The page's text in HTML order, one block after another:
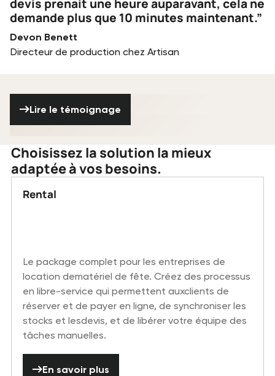
demande plus que 10 minutes maintenant.”
Devon Benett
Directeur de production chez Artisan
Lire le témoignage
Choisissez la solution la mieux
adaptée à vos besoins.
Rental
Le package complet pour les entreprises de
location dematériel de fête. Créez des processus
en libre-service qui permettent auxclients de
réserver et de payer en ligne, de synchroniser les
stocks et lesdevis, et de libérer votre équipe des
tâches manuelles.
En savoir plus